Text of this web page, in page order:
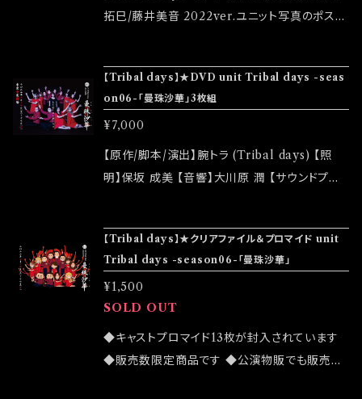
【当日制作】桑田 真樹
拓巳/藤井美音 2022ver.ユニット写真のポスト
可能性がございます ◆確実にお手にしたいお客
様はこちらのオンラインショップでのご注文をお
願い致します
【Tribal days】★DVD unit Tribal days -seas
on06-「曼珠沙華」3枚組
¥7,000
【原作/脚本/演出】腕トラ (Tribal days) 【照
明】保坂 成美 【音響】大川原 潤 【サウンドプロ
bal days) 【制作】山崎 貴也 (Tribal days)
【当日制作】桑田 真樹 また会う日を楽しみに。
【あらすじ】 曼珠沙華の群生地、埼玉県日高。 大
雨が降ると、一斉に花が咲く曼珠沙華。 今日も、
この町に雨が降る。 さあ、しっかりと最後のお別
れをお願いします。 【公演詳細】 2019/04「田口
【Tribal days】★クリアファイル＆プロマイド unit
Tribal days -season06-「曼珠沙華」
¥1,500
SOLD OUT
◆キャストプロマイド13枚が封入されています
◆販売数限定商品です ◆公演物販でも販売致